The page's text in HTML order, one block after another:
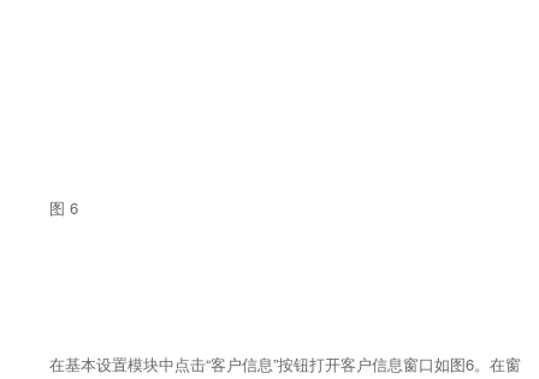
图 6
在基本设置模块中点击“客户信息”按钮打开客户信息窗口如图6。在窗